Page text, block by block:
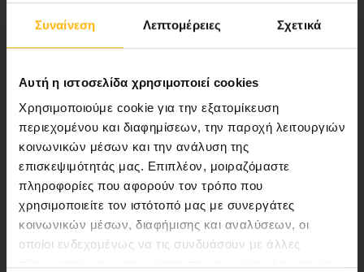
Συναίνεση Λεπτομέρειες Σχετικά
Αυτή η ιστοσελίδα χρησιμοποιεί cookies
Χρησιμοποιούμε cookie για την εξατομίκευση
περιεχομένου και διαφημίσεων, την παροχή λειτουργιών
κοινωνικών μέσων και την ανάλυση της
επισκεψιμότητάς μας. Επιπλέον, μοιραζόμαστε
πληροφορίες που αφορούν τον τρόπο που
χρησιμοποιείτε τον ιστότοπό μας με συνεργάτες
κοινωνικών μέσων, διαφήμισης και αναλύσεων, οι
οποίοι ενδεχομένως να τις συνδυάσουν με άλλες
Περιοχή Ιατρών
Εκδηλώσεις
151 23 Μαρούσι, Αθήνα Τηλ. Κέντρο: 210 61 84 000
Email:info@iaso.gr
Επικοινωνία